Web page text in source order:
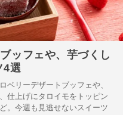
ッフェや、芋づくし
4選
ベリーデザートブッフェや、
仕上げにタロイモをトッピン
。今週も見逃せないスイーツ